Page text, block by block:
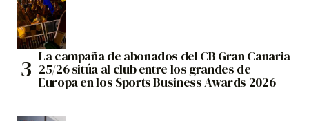
La campaña de abonados del CB Gran Canaria
25/26 sitúa al club entre los grandes de
Europa en los Sports Business Awards 2026